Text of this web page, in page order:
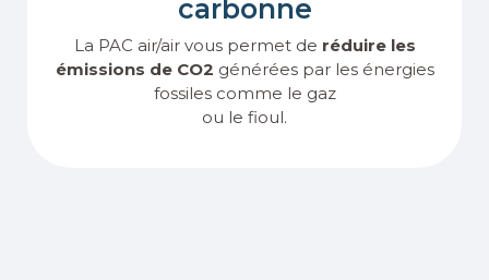
carbonne
La PAC air/air vous permet de réduire les
émissions de CO2 générées par les énergies
fossiles comme le gaz
ou le fioul.